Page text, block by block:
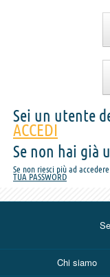
Sei un utente
ACCEDI
Se non hai già
Se non riesci più ad
TUA PASSWORD
Chi siamo